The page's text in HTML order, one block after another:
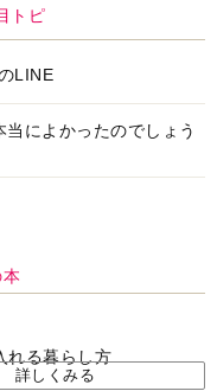
トピ
LINE
によかったのでしょう
れる暮らし方
詳しくみる